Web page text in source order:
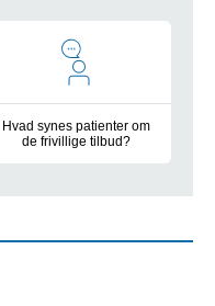
Hvad synes patienter om
de frivillige tilbud?